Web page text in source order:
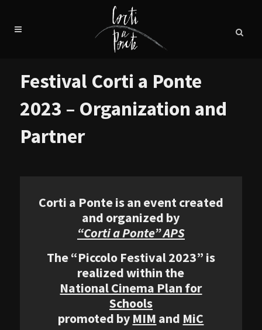
Festival Corti a Ponte
2023 – Organization and
Partner
Corti a Ponte is an event created
and organized by
“Corti a Ponte” APS
The “Piccolo Festival 2023” is
realized within the
National Cinema Plan for
Schools
promoted by MIM and MiC